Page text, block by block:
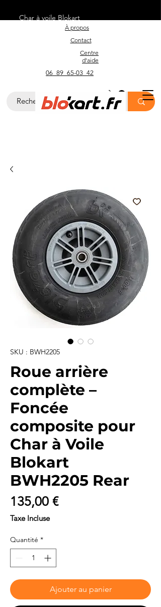
Char à voile Blokart
À propos
Contact
Centre
d’aide
06_89_65-03_42
SKU : BWH2205
Roue arrière
complète –
Foncée
composite pour
Char à Voile
Blokart
BWH2205 Rear
135,00 €Prix
Taxe Incluse
Quantité *
Ajouter au panier